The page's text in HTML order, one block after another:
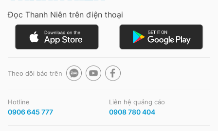
Đọc Thanh Niên trên điện thoại
Theo dõi báo trên
Hotline
0906 645 777
Liên hệ quảng cáo
0908 780 404